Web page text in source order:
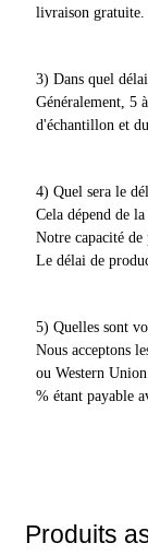
livraison gratuite.
3) Dans quel
Généralement, 5
d'échantillon et
4) Quel sera le
Cela dépend de
Notre capacité de
Le délai de
5) Quelles sont
Nous acceptons
ou Western
% étant payable
Produits